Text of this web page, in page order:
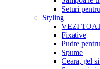
Seturi
Styling
VEZI
Fixative
Pudre
Spume
Ceara, gel